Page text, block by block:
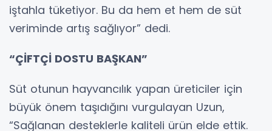
iştahla tüketiyor. Bu da hem et hem de süt
veriminde artış sağlıyor” dedi.
“ÇİFTÇİ DOSTU BAŞKAN”
Süt otunun hayvancılık yapan üreticiler için
büyük önem taşıdığını vurgulayan Uzun,
“Sağlanan desteklerle kaliteli ürün elde ettik.